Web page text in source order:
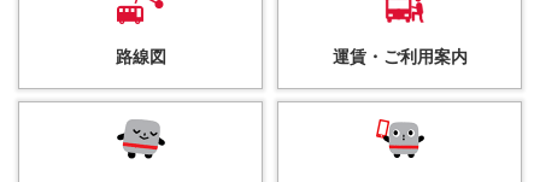
路線図 運賃・ ご利用案内